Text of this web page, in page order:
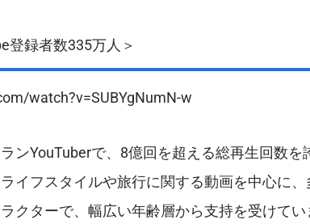
録者数335万人＞
watch?v=SUBYgNumN-w
ンYouTuberで、8億回を超える総再生回数
イフスタイルや旅行に関する動画を中心に
クターで、幅広い年齢層から支持を受けて